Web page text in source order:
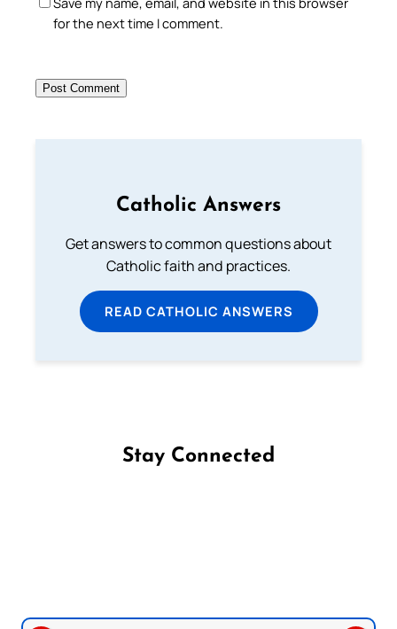
for the next time I comment.
Catholic Answers
Get answers to common questions about
Catholic faith and practices.
READ CATHOLIC ANSWERS
Stay Connected